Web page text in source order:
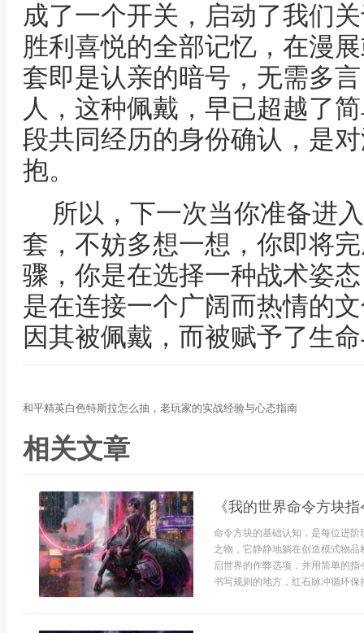
成了一个开关，启动了我们
胜利喜悦的全部记忆，在漫
套即是认亲的暗号，无需多
人，这种佩戴，早已超越了
段共同经历的身份确认，是
抱。
所以，下一次当你准备进
套，不妨多想一想，你即将
骤，你是在选择一种战术姿
是在连接一个广阔而热情的
因其被佩戴，而被赋予了生
和平精英白色特斯拉怎么抽，老玩家的实战经验与心态指南
相关文章
《我的世界命令方块
命令方块的基础认知，是每位进
之物，它静静地躺在创造模式物
启世界的作弊选项，并用简单的
书写规则的地方，红石脉冲循环